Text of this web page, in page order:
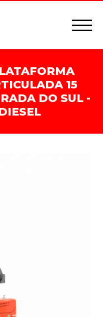
15
DO SUL -